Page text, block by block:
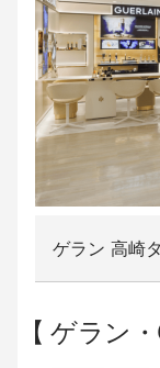
ゲラン 高崎
ゲラン